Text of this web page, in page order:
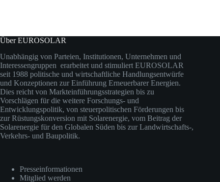
Über EUROSOLAR
Unabhängig von Parteien, Institutionen, Unternehmen und
Interessengruppen erarbeitet und stimuliert EUROSOLAR
seit 1988 politische und wirtschaftliche Handlungsentwürfe
und Konzeptionen zur Einführung Erneuerbarer Energien.
Dies reicht von Markteinführungsstrategien bis zu
Vorschlägen für die weitere Forschungs- und
Entwicklungspolitik, von steuerpolitischen Förderungen bis
zur Rüstungskonversion mit Solarenergie, vom Beitrag der
Solarenergie für den Globalen Süden bis zur Landwirtschafts-,
Verkehrs- und Baupolitik.
Presseinformationen
Mitglied werden